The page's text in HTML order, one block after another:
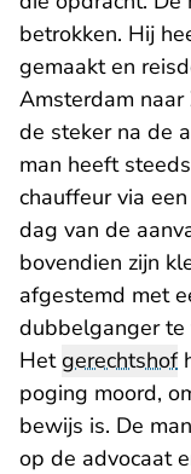
betrokken. Hij
gemaakt en
Amsterdam naar
de steker na de
man heeft
chauffeur via
dag van de
bovendien zijn
afgestemd met
dubbelganger te
Hetgerechtshof
poging moord,
bewijs is. De
op de advocaat